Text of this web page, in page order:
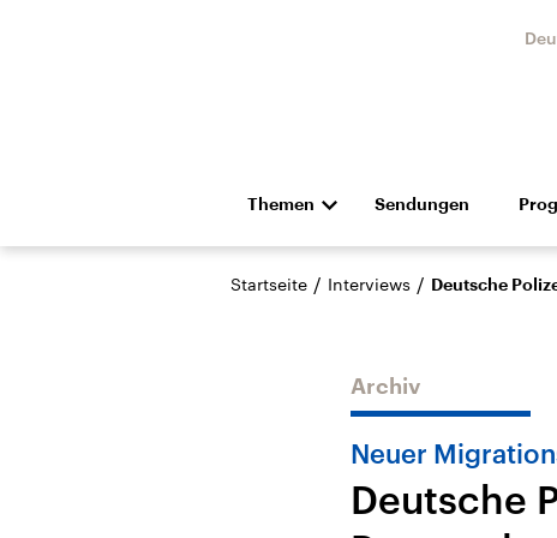
Themen
Die Nachrichten Politik
Hörspiel und Feature Musik
Landtagswahl Sachsen-
USA
Sendungen
Startseite / Interviews / Deutsche
Archiv
Neuer
Deutsche